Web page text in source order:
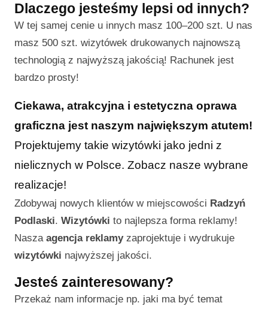
Dlaczego jesteśmy lepsi od innych?
W tej samej cenie u innych masz 100–200 szt. U nas
masz 500 szt. wizytówek drukowanych najnowszą
technologią z najwyższą jakością! Rachunek jest
bardzo prosty!
Ciekawa, atrakcyjna i estetyczna oprawa
graficzna jest naszym największym atutem!
Projektujemy takie wizytówki jako jedni z
nielicznych w Polsce. Zobacz nasze wybrane
realizacje!
Zdobywaj nowych klientów w miejscowości Radzyń
Podlaski. Wizytówki to najlepsza forma reklamy!
Nasza agencja reklamyzaprojektuje i wydrukuje
wizytówki najwyższej jakości.
Jesteś zainteresowany?
Przekaż nam informacje np. jaki ma być temat